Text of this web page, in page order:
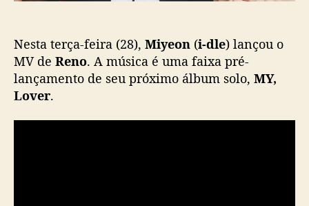
C
o
l
e
Nesta terça-feira (28), Miyeon (i-dle) lançou o
MV de Reno. A música é uma faixa pré-
lançamento de seu próximo álbum solo, MY,
Lover.